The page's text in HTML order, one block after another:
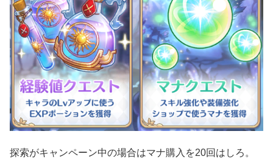
探索がキャンペーン中の場合はマナ購入を20回はしろ。